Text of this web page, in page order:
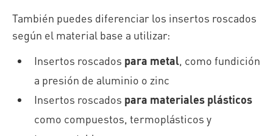
También puedes diferenciar los insertos roscados
según el material base a utilizar:
Insertos roscados para metal, como fundición
a presión de aluminio o zinc
Insertos roscados para materiales plásticos
como compuestos, termoplásticos y